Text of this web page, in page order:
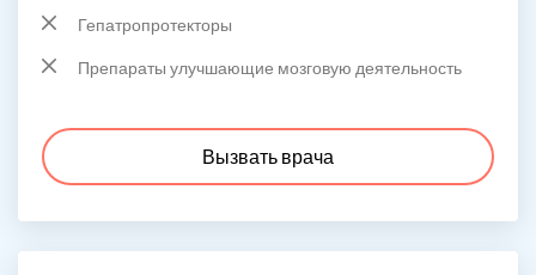
Гепатропротекторы
Препараты улучшающие мозговую деятельность
Вызвать врача